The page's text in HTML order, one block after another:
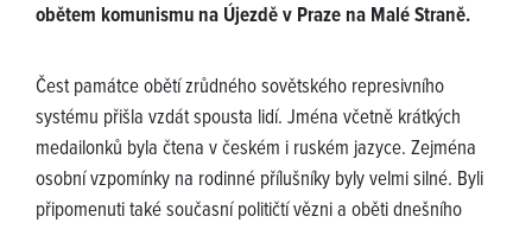
obětem komunismu na Újezdě v Praze na Malé Straně.
Čest památce obětí zrůdného sovětského represivního
systému přišla vzdát spousta lidí. Jména včetně krátkých
medailonků byla čtena v českém i ruském jazyce. Zejména
osobní vzpomínky na rodinné přílušníky byly velmi silné. Byli
připomenuti také současní političtí vězni a oběti dnešního